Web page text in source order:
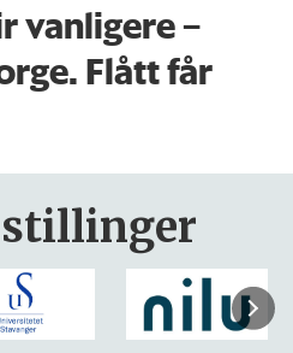
vanligere –
Flått får
stillinger